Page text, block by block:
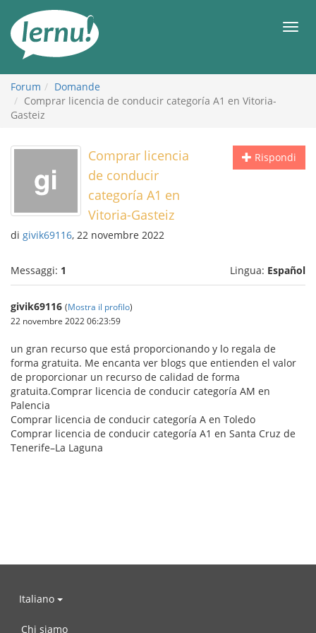
all’indice
Forum
Domande
Comprar licencia de conducir categoría A1 en Vitoria-
Gasteiz
Rispondi
Comprar licencia
de conducir
categoría A1 en
Vitoria-Gasteiz
di givik69116, 22 novembre 2022
Messaggi: 1 Lingua: Español
givik69116 (Mostra il profilo)
22 novembre 2022 06:23:59
un gran recurso que está proporcionando y lo regala de
forma gratuita. Me encanta ver blogs que entienden el valor
de proporcionar un recurso de calidad de forma
gratuita.Comprar licencia de conducir categoría AM en
Palencia
Comprar licencia de conducir categoría A en Toledo
Comprar licencia de conducir categoría A1 en Santa Cruz de
Tenerife–La Laguna
Italiano
Chi siamo